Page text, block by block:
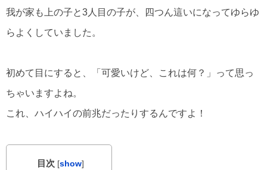
我が家も上の子と3人目の子が、四つん這いになってゆらゆ
らよくしていました。
初めて目にすると、「可愛いけど、これは何？」って思っ
ちゃいますよね。
これ、ハイハイの前兆だったりするんですよ！
目次 [show]